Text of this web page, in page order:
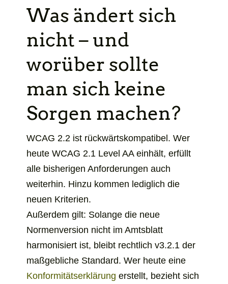
Was ändert sich
nicht – und
worüber sollte
man sich keine
Sorgen machen?
WCAG 2.2 ist rückwärtskompatibel. Wer
heute WCAG 2.1 Level AA einhält, erfüllt
alle bisherigen Anforderungen auch
weiterhin. Hinzu kommen lediglich die
neuen Kriterien.
Außerdem gilt: Solange die neue
Normenversion nicht im Amtsblatt
harmonisiert ist, bleibt rechtlich v3.2.1 der
maßgebliche Standard. Wer heute eine
Konformitätserklärung erstellt, bezieht sich